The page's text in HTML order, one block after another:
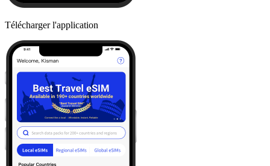
Télécharger l'application